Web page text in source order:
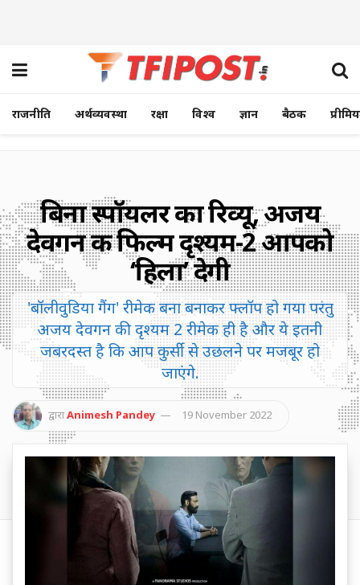
राजनीति अर्थव्यवस्था रक्षा विश्व ज्ञान बैठक
बिना स्पॉयलर का रिव्यू, अजय
देवगन की फिल्म दृश्यम-2 आपको
‘हिला’ देगी
'बॉलीवुडिया गैंग' रीमेक बना बनाकर फ्लॉप हो गया परंतु
अजय देवगन की दृश्यम 2 रीमेक ही है और ये इतनी
जबरदस्त है कि आप कुर्सी से उछलने पर मजबूर हो
जाएंगे.
द्वाराAnimesh Pandey 19 November 2022